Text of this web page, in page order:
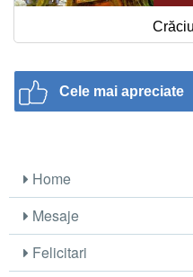
Cele mai apreciate
Home
Mesaje
Felicitari